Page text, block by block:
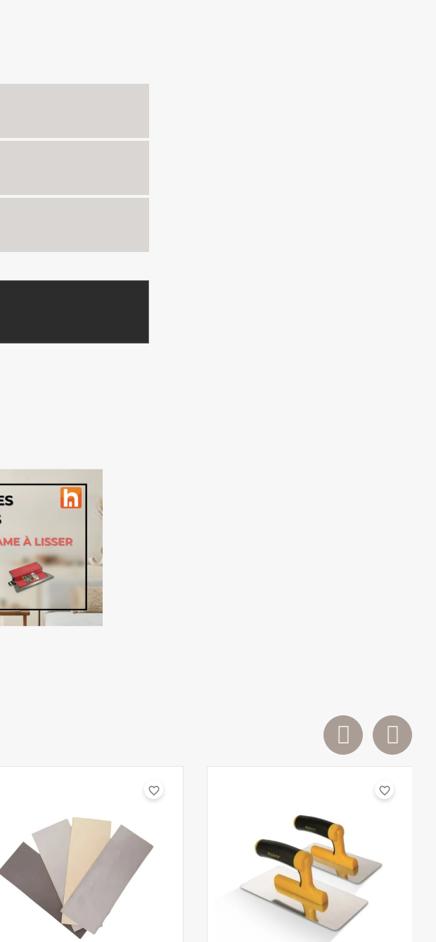
favorite_border favorite_border